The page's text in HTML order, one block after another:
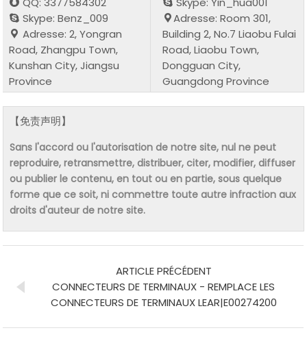
Skype: Benz_009
Adresse: 2, Yongran
Road, Zhangpu Town,
Kunshan City, Jiangsu
Province
Adresse: Room 301,
Building 2, No.7 Liaobu Fulai
Road, Liaobu Town,
Dongguan City,
Guangdong Province
【免责声明】
Sans l'accord ou l'autorisation de notre site, nul ne peut
reproduire, retransmettre, distribuer, citer, modifier, diffuser
ou publier le contenu, en tout ou en partie, sous quelque
forme que ce soit, ni commettre toute autre infraction aux
droits d'auteur de notre site.
ARTICLE PRÉCÉDENT
CONNECTEURS DE TERMINAUX - REMPLACE LES
CONNECTEURS DE TERMINAUX LEAR|E00274200